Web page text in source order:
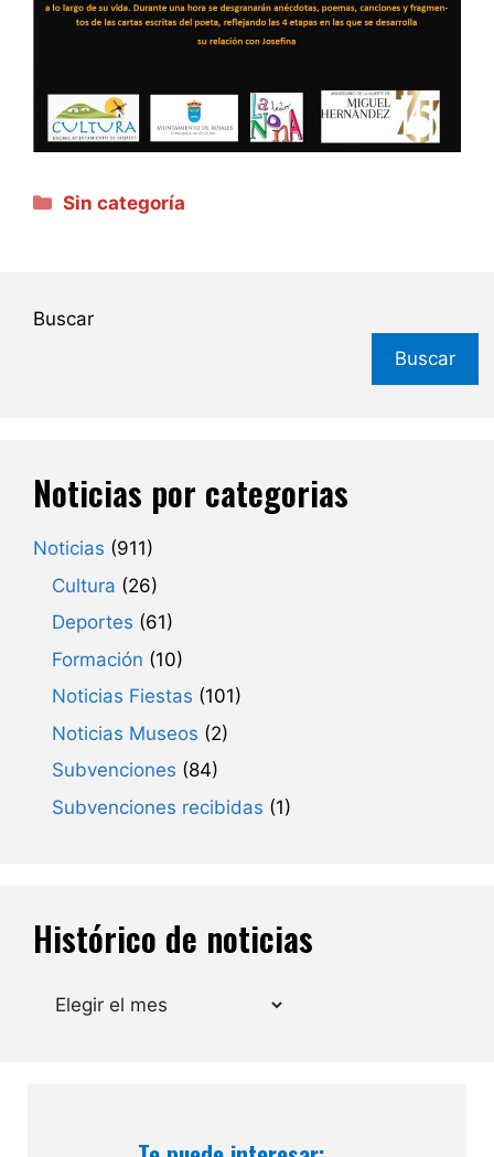
Categorías
Sin categoría
Buscar
Buscar
Noticias por categorias
Noticias (911)
Cultura (26)
Deportes (61)
Formación (10)
Noticias Fiestas (101)
Noticias Museos (2)
Subvenciones (84)
Subvenciones recibidas (1)
Histórico de noticias
Archivos